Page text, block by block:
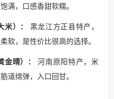
满，口感香甜软糯。
）：
黑龙江方正县特产，
软，是性价比很高的选择。
晴）：
河南原阳特产，米
道绵弹，入口回甘。